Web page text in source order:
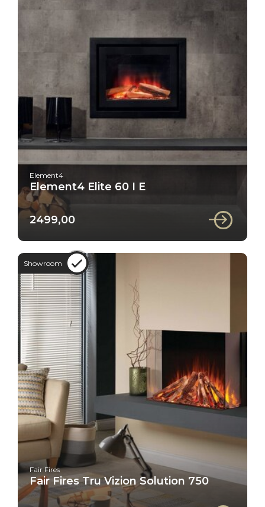
Element4
Element4 Elite 60 I E
2499,00
Showroom
Fair Fires
Fair Fires Tru Vizion Solution 750